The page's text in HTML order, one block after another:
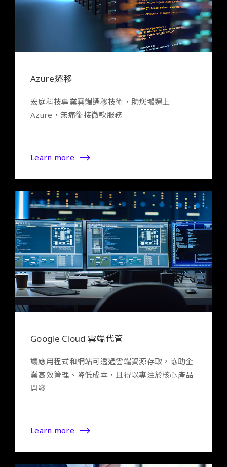
Azure遷移
宏庭科技專業雲端遷移技術，助您搬遷上
Azure，無痛銜接微軟服務
Learn more
Google Cloud 雲端代管
讓應用程式和網站可透過雲端資源存取，協助企
業高效管理、降低成本，且得以專注於核心產品
開發
Learn more